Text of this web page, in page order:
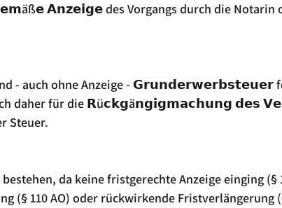
𝗔𝗻𝘇𝗲𝗶𝗴𝗲 des Vorgangs durch die Notarin
- auch ohne Anzeige - 𝗚𝗿𝘂𝗻𝗱𝗲𝗿𝘄𝗲𝗿𝗯𝘀𝘁𝗲𝘂𝗲𝗿
daher für die 𝗥ü𝗰𝗸𝗴ä𝗻𝗴𝗶𝗴𝗺𝗮𝗰𝗵𝘂𝗻𝗴 𝗱𝗲𝘀
Steuer.
da keine fristgerechte Anzeige einging (§
(§ 110 AO) oder rückwirkende Fristverlängerung